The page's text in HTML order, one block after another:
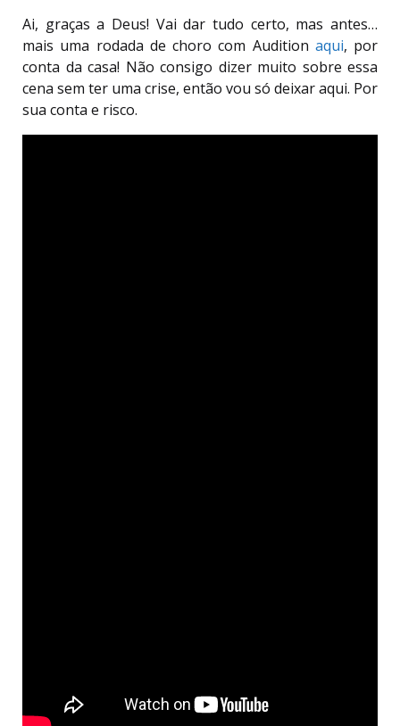
Ai, graças a Deus! Vai dar tudo certo, mas antes…
mais uma rodada de choro com Audition aqui, por
conta da casa! Não consigo dizer muito sobre essa
cena sem ter uma crise, então vou só deixar aqui. Por
sua conta e risco.